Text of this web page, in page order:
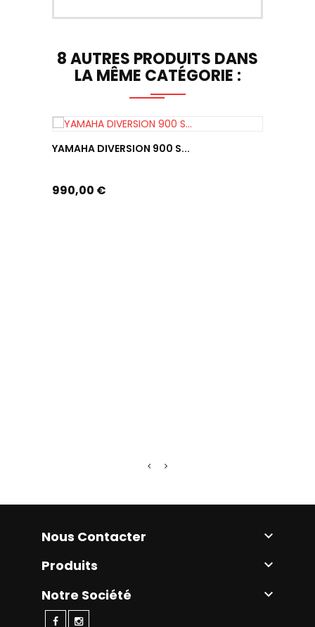
8 AUTRES PRODUITS DANS
LA MÊME CATÉGORIE :
YAMAHA DIVERSION 900 S...
Prix
990,00 €
Nous Contacter 
Produits 
Notre Société 